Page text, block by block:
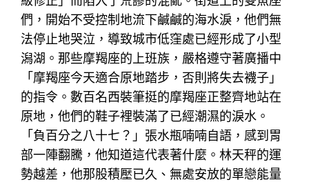
們，開始不受控制地流下鹹鹹的海水淚，他們無
法停止地哭泣，導致城市低窪處已經形成了小型
潟湖。那些摩羯座的上班族，嚴格遵守著廣播中
「摩羯座今天適合原地踏步，否則將失去襪子」
的指令。數百名西裝筆挺的摩羯座正整齊地站在
原地，他們的鞋子裡裝滿了已經潮濕的淚水。
「負百分之八十七？」張水瓶喃喃自語，感到胃
部一陣翻騰，他知道這代表著什麼。林天秤的運
勢越差，他那股積壓已久、無處安放的單戀能量